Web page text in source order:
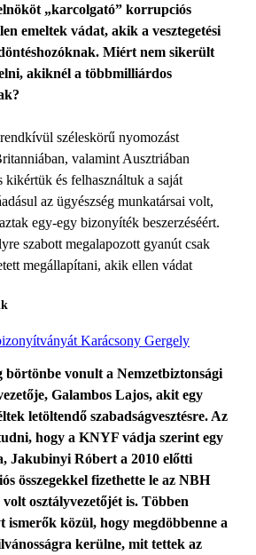
„karcolgató” korrupciós
emeltek vádat, akik a vesztegetési
Miért nem sikerült
akiknél a többmilliárdos
széleskörű nyomozást
valamint Ausztriában
kikértük és felhasználtuk a saját
az ügyészség munkatársai volt,
egy-egy bizonyíték beszerzéséért.
szabott megalapozott gyanút csak
megállapítani, akik ellen vádat
Karácsony Gergely
börtönbe vonult a Nemzetbiztonsági
Galambos Lajos, akit egy
letöltendő szabadságvesztésre. Az
hogy a KNYF vádja szerint egy
Jakubinyi Róbert a 2010 előtti
összegekkel fizethette le az NBH
osztályvezetőjét is. Többen
ismerők közül, hogy megdöbbenne a
kerülne, mit tettek az